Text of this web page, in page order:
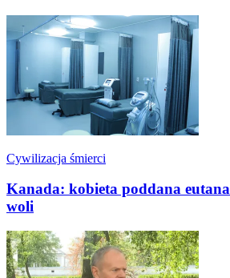
Cywilizacja śmierci
Kanada: kobieta poddana
woli